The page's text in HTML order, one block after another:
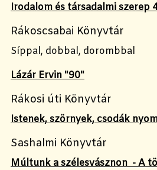
Irodalom és társadalmi szerep
Rákoscsabai Könyvtár
Síppal, dobbal, dorombbal
Lázár Ervin "90"
Rákosi úti Könyvtár
Istenek, szörnyek, csodák
Sashalmi Könyvtár
Múltunk a szélesvásznon - A